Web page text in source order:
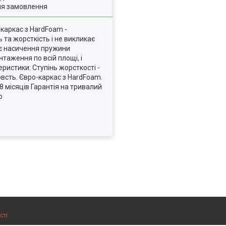
замовлення
з HardFoam -
та жорсткість і не викликає
насичення пружини
по всій площі, і
Ступінь жорсткості -
Євро-каркас з HardFoam.
Гарантія на тривалий